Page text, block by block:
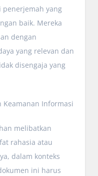
yang
baik. Mereka
dengan
yang relevan dan
disengaja yang
Informasi
melibatkan
rahasia atau
dalam konteks
ini harus